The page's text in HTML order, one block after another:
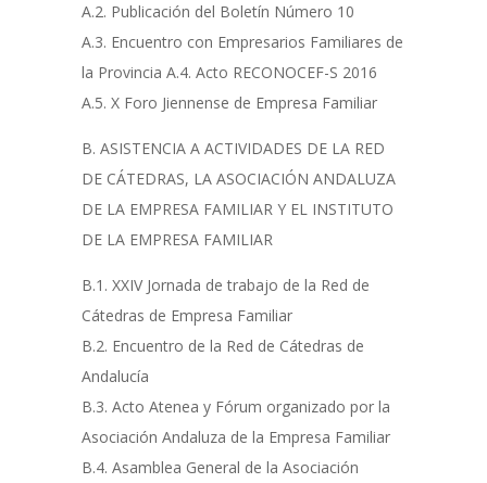
A.2. Publicación del Boletín Número 10
A.3. Encuentro con Empresarios Familiares de
la Provincia A.4. Acto RECONOCEF-S 2016
A.5. X Foro Jiennense de Empresa Familiar
B. ASISTENCIA A ACTIVIDADES DE LA RED
DE CÁTEDRAS, LA ASOCIACIÓN ANDALUZA
DE LA EMPRESA FAMILIAR Y EL INSTITUTO
DE LA EMPRESA FAMILIAR
B.1. XXIV Jornada de trabajo de la Red de
Cátedras de Empresa Familiar
B.2. Encuentro de la Red de Cátedras de
Andalucía
B.3. Acto Atenea y Fórum organizado por la
Asociación Andaluza de la Empresa Familiar
B.4. Asamblea General de la Asociación